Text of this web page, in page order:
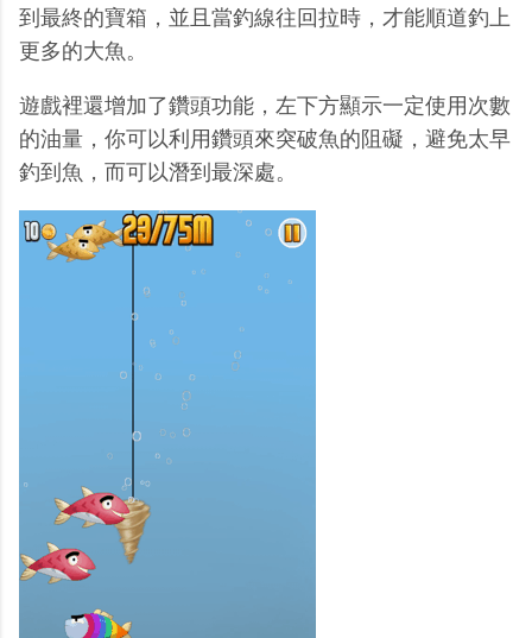
到最終的寶箱，並且當釣線往回拉時，才能順道釣上
更多的大魚。
遊戲裡還增加了鑽頭功能，左下方顯示一定使用次數
的油量，你可以利用鑽頭來突破魚的阻礙，避免太早
釣到魚，而可以潛到最深處。